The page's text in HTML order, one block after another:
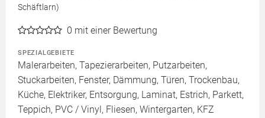
Schäftlarn)
0 mit einer Bewertung
SPEZIALGEBIETE
Malerarbeiten, Tapezierarbeiten, Putzarbeiten,
Stuckarbeiten, Fenster, Dämmung, Türen, Trockenbau,
Küche, Elektriker, Entsorgung, Laminat, Estrich, Parkett,
Teppich, PVC / Vinyl, Fliesen, Wintergarten, KFZ